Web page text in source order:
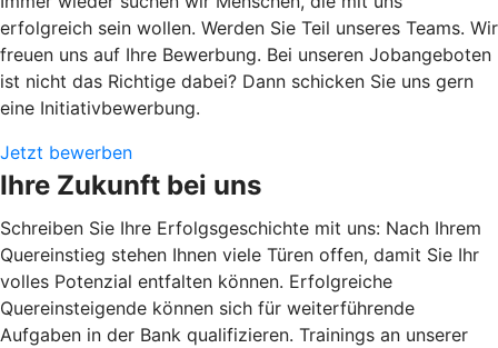
erfolgreich sein wollen. Werden Sie Teil unseres Teams. Wir
freuen uns auf Ihre Bewerbung. Bei unseren Jobangeboten
ist nicht das Richtige dabei? Dann schicken Sie uns gern
eine Initiativbewerbung.
Jetzt bewerben
Ihre Zukunft bei uns
Schreiben Sie Ihre Erfolgsgeschichte mit uns: Nach Ihrem
Quereinstieg stehen Ihnen viele Türen offen, damit Sie Ihr
volles Potenzial entfalten können. Erfolgreiche
Quereinsteigende können sich für weiterführende
Aufgaben in der Bank qualifizieren. Trainings an unserer